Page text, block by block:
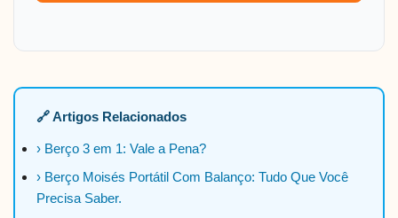
🔗 Artigos Relacionados
› Berço 3 em 1: Vale a Pena?
› Berço Moisés Portátil Com Balanço: Tudo Que Você
Precisa Saber.